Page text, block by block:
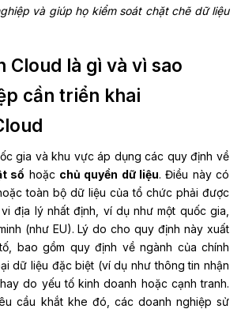
và giúp họ kiểm soát chặt chẽ dữ liệu
Cloud là gì và vì sao
cần triển khai
gia và khu vực áp dụng các quy định về
số hoặc chủ quyền dữ liệu. Điều này có
toàn bộ dữ liệu của tổ chức phải được
địa lý nhất định, ví dụ như một quốc gia,
(như EU). Lý do cho quy định này xuất
bao gồm quy định về ngành của chính
dữ liệu đặc biệt (ví dụ như thông tin nhận
do yếu tố kinh doanh hoặc cạnh tranh.
cầu khắt khe đó, các doanh nghiệp sử